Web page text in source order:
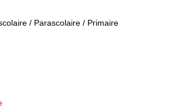
/ Parascolaire / Primaire